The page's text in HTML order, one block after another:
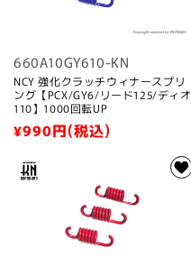
660A10GY610-KN
NCY 強化クラッチウィナースプリ
ング【PCX/GY6/リード125/ディオ
110】1000回転UP
通
価
¥990円(税込)